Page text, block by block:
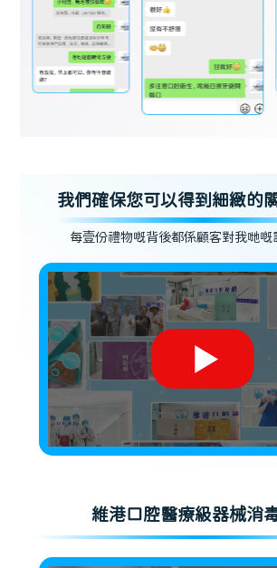
我們確保您可以得到細緻的
每壹份禮物嘅背後都係顧客對我哋嘅
維港口腔醫療級器械消